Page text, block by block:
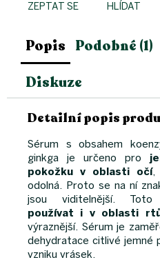
ZEPTAT SE HLÍDAT
Popis Podobné (1)
Diskuze
Detailní popis
Sérum s obsahem
ginkga je určeno pro
pokožku v oblasti očí,
odolná. Proto se na ní
jsou viditelnější. Toto
používat i v oblasti
výraznější. Sérum je
dehydratace citlivé jemné
vzniku vrásek.